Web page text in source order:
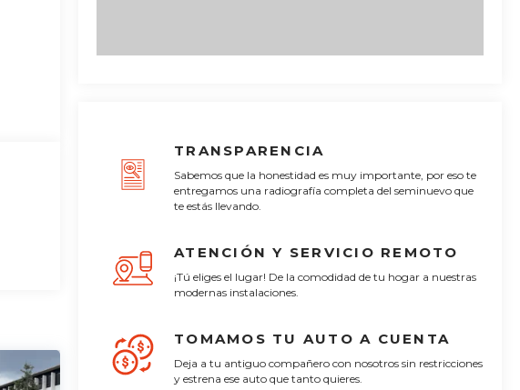
TRANSPARENCIA
Sabemos que la honestidad es muy importante, por eso te
entregamos una radiografía completa del seminuevo que
te estás llevando.
ATENCIÓN Y SERVICIO REMOTO
¡Tú eliges el lugar! De la comodidad de tu hogar a nuestras
modernas instalaciones.
TOMAMOS TU AUTO A CUENTA
Deja a tu antiguo compañero con nosotros sin restricciones
y estrena ese auto que tanto quieres.